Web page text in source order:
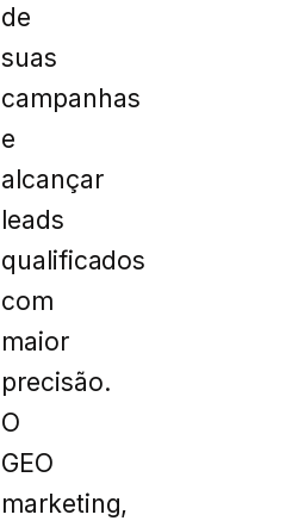
de
suas
campanhas
e
alcançar
leads
qualificados
com
maior
precisão.
O
GEO
marketing,